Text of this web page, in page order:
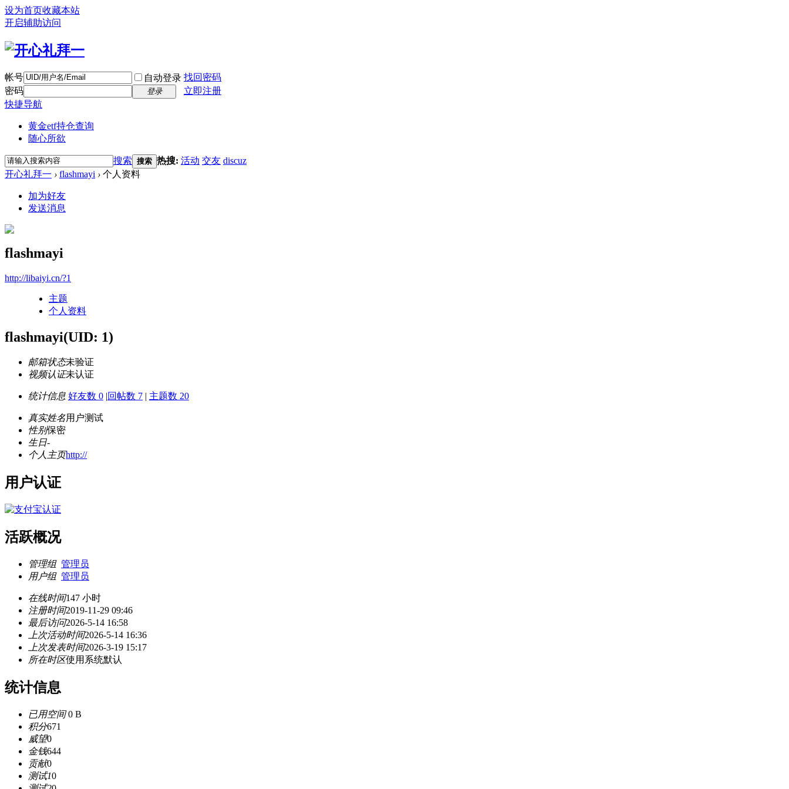
设为首页收藏本站
开启辅助访问
帐号 自动登录 找回密码
密码
登录
立即注册
快捷导航
黄金etf持仓查询
随心所欲
搜索 搜索 热搜: 活动 交友 discuz
开心礼拜一 › flashmayi › 个人资料
加为好友
发送消息
flashmayi
http://libaiyi.cn/?1
主题
个人资料
flashmayi(UID: 1)
邮箱状态未验证
视频认证未认证
统计信息 好友数 0 |回帖数 7 | 主题数 20
真实姓名用户测试
性别保密
生日-
个人主页http://
用户认证
活跃概况
管理组 管理员
用户组 管理员
在线时间147 小时
注册时间2019-11-29 09:46
最后访问2026-5-14 16:58
上次活动时间2026-5-14 16:36
上次发表时间2026-3-19 15:17
所在时区使用系统默认
统计信息
已用空间0 B
积分671
威望0
金钱644
贡献0
测试10